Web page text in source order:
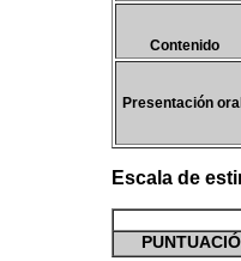
Contenido
Presentación oral
Escala de